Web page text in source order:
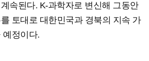
속된다. K-과학자로 변신해 그동안
토대로 대한민국과 경북의 지속 가
예정이다.